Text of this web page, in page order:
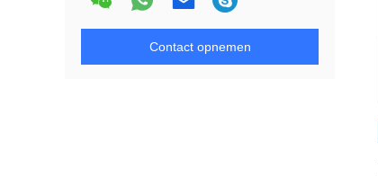
Contact opnemen